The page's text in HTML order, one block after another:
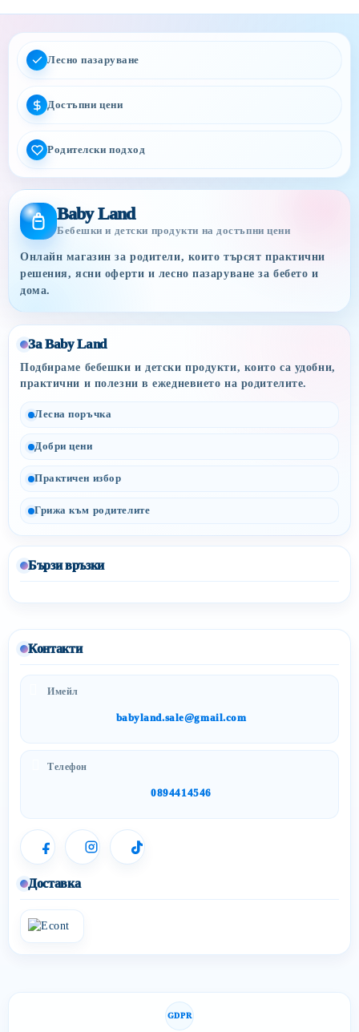
Лесно пазаруване
Достъпни цени
Родителски подход
Baby Land
Бебешки и детски продукти на достъпни цени
Онлайн магазин за родители, които търсят практични
решения, ясни оферти и лесно пазаруване за бебето и
дома.
За Baby Land
Подбираме бебешки и детски продукти, които са удобни,
практични и полезни в ежедневието на родителите.
Лесна поръчка
Добри цени
Практичен избор
Грижа към родителите
Бързи връзки
Контакти
Имейл
babyland.sale@gmail.com
Телефон
0894414546
Доставка
GDPR